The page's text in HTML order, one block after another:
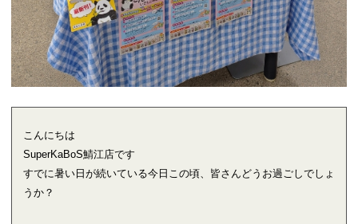
こんにちは
SuperKaBoS鯖江店です
すでに暑い日が続いている今日この頃、皆さんどうお過ごしでしょ
うか？